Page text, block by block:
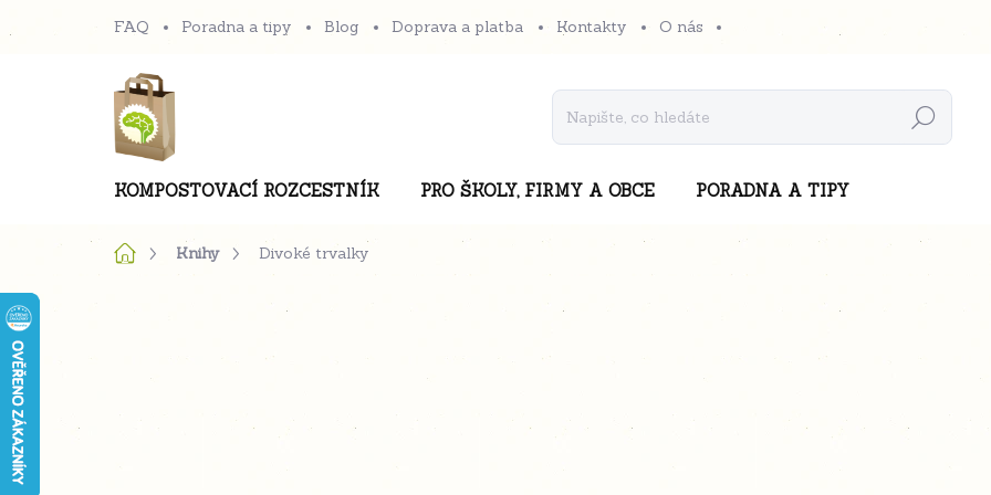
na
FAQ Poradna a tipy Blog Doprava a platba Kontakty O nás
Hledat
KOMPOSTOVACÍ ROZCESTNÍK PRO ŠKOLY, FIRMY A OBCE PORADNA A TIPY
DomůKnihy Divoké trvalky